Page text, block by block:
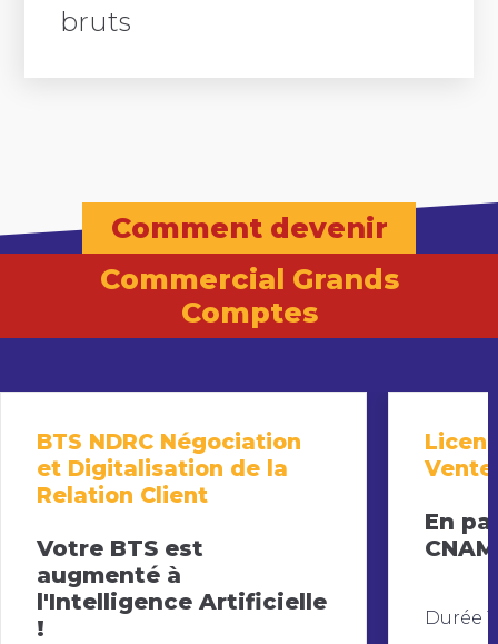
bruts
Comment devenir
Commercial Grands
Comptes
BTS NDRC Négociation
et Digitalisation de la
Relation Client
Votre BTS est
augmenté à
l'Intelligence Artificielle
!
En
CNAM
Durée